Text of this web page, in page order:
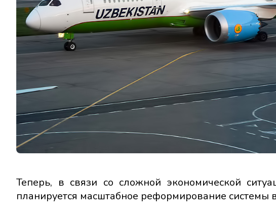
Теперь, в связи со сложной экономической
планируется масштабное реформирование системы